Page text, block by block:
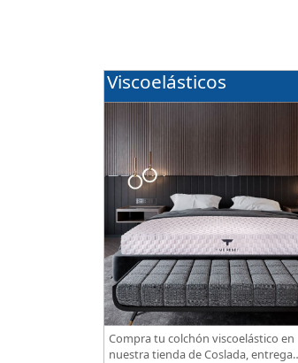
Viscoelásticos
Compra tu colchón viscoelástico en
nuestra tienda de Coslada, entrega